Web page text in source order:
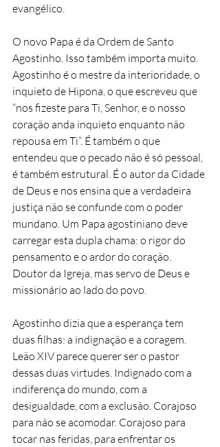
evangélico.
O novo Papa é da Ordem de Santo
Agostinho. Isso também importa muito.
Agostinho é o mestre da interioridade, o
inquieto de Hipona, o que escreveu que
“nos fizeste para Ti, Senhor, e o nosso
coração anda inquieto enquanto não
repousa em Ti”. É também o que
entendeu que o pecado não é só pessoal,
é também estrutural. É o autor da Cidade
de Deus e nos ensina que a verdadeira
justiça não se confunde com o poder
mundano. Um Papa agostiniano deve
carregar esta dupla chama: o rigor do
pensamento e o ardor do coração.
Doutor da Igreja, mas servo de Deus e
missionário ao lado do povo.
Agostinho dizia que a esperança tem
duas filhas: a indignação e a coragem.
Leão XIV parece querer ser o pastor
dessas duas virtudes. Indignado com a
indiferença do mundo, com a
desigualdade, com a exclusão. Corajoso
para não se acomodar. Corajoso para
tocar nas feridas, para enfrentar os